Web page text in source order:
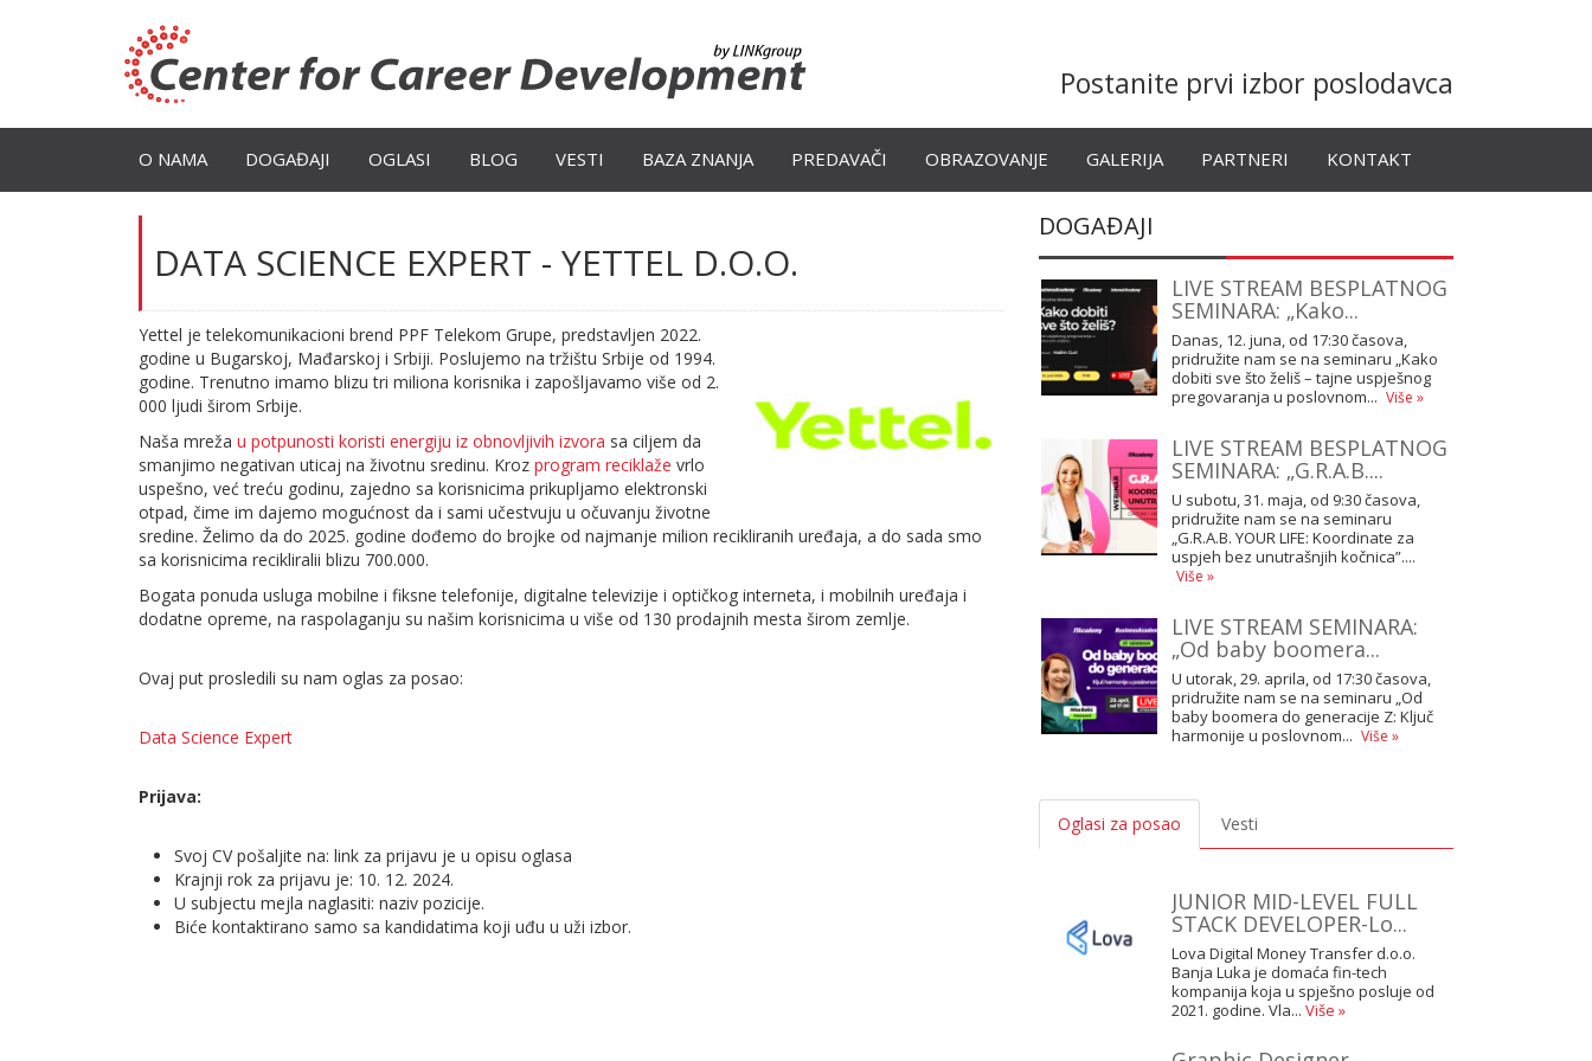
Postanite prvi izbor poslodavca
O NAMA DOGAĐAJI OGLASI BLOG VESTI BAZA ZNANJA PREDAVAČI OBRAZOVANJE GALERIJA PARTNERI KONTAKT
DATA SCIENCE EXPERT - YETTEL D.O.O.
Yettel je telekomunikacioni brend PPF Telekom Grupe, predstavljen 2022.
godine u Bugarskoj, Mađarskoj i Srbiji. Poslujemo na tržištu Srbije od 1994.
godine. Trenutno imamo blizu tri miliona korisnika i zapošljavamo više od 2.
000 ljudi širom Srbije.
Naša mreža u potpunosti koristi energiju iz obnovljivih izvora sa ciljem da
smanjimo negativan uticaj na životnu sredinu. Kroz program reciklaže vrlo
uspešno, već treću godinu, zajedno sa korisnicima prikupljamo elektronski
otpad, čime im dajemo mogućnost da i sami učestvuju u očuvanju životne
sredine. Želimo da do 2025. godine dođemo do brojke od najmanje milion recikliranih uređaja, a do sada smo
sa korisnicima recikliralii blizu 700.000.
Bogata ponuda usluga mobilne i fiksne telefonije, digitalne televizije i optičkog interneta, i mobilnih uređaja i
dodatne opreme, na raspolaganju su našim korisnicima u više od 130 prodajnih mesta širom zemlje.
Ovaj put prosledili su nam oglas za posao:
Data Science Expert
Prijava:
Svoj CV pošaljite na: link za prijavu je u opisu oglasa
Krajnji rok za prijavu je: 10. 12. 2024.
U subjectu mejla naglasiti: naziv pozicije.
Biće kontaktirano samo sa kandidatima koji uđu u uži izbor.
DOGAĐAJI
LIVE STREAM BESPLATNOG
SEMINARA: „Kako...
Danas, 12. juna, od 17:30 časova,
pridružite nam se na seminaru „Kako
dobiti sve što želiš – tajne uspješnog
pregovaranja u poslovnom... Više »
LIVE STREAM BESPLATNOG
SEMINARA: „G.R.A.B....
U subotu, 31. maja, od 9:30 časova,
pridružite nam se na seminaru
„G.R.A.B. YOUR LIFE: Koordinate za
uspjeh bez unutrašnjih kočnica”....
Više »
LIVE STREAM SEMINARA:
„Od baby boomera...
U utorak, 29. aprila, od 17:30 časova,
pridružite nam se na seminaru „Od
baby boomera do generacije Z: Ključ
harmonije u poslovnom... Više »
Oglasi za posao Vesti
JUNIOR MID-LEVEL FULL
STACK DEVELOPER-Lo...
Lova Digital Money Transfer d.o.o.
Banja Luka je domaća fin-tech
kompanija koja u spješno posluje od
2021. godine. Vla... Više »